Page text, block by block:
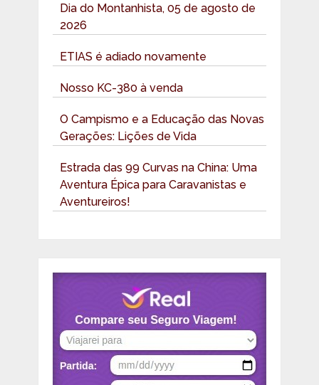
Dia do Montanhista, 05 de agosto de
2026
ETIAS é adiado novamente
Nosso KC-380 à venda
O Campismo e a Educação das Novas
Gerações: Lições de Vida
Estrada das 99 Curvas na China: Uma
Aventura Épica para Caravanistas e
Aventureiros!